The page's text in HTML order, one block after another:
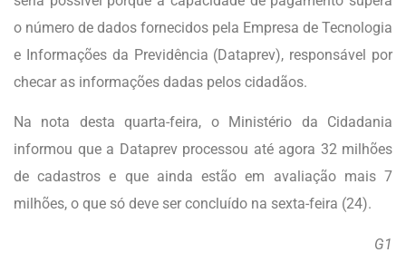
o número de dados fornecidos pela Empresa de Tecnologia
e Informações da Previdência (Dataprev), responsável por
checar as informações dadas pelos cidadãos.
Na nota desta quarta-feira, o Ministério da Cidadania
informou que a Dataprev processou até agora 32 milhões
de cadastros e que ainda estão em avaliação mais 7
milhões, o que só deve ser concluído na sexta-feira (24).
G1